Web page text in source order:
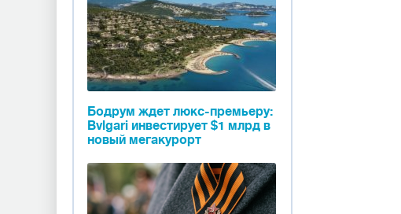
Бодрум ждет люкс-премьеру:
Bvlgari инвестирует $1 млрд в
новый мегакурорт